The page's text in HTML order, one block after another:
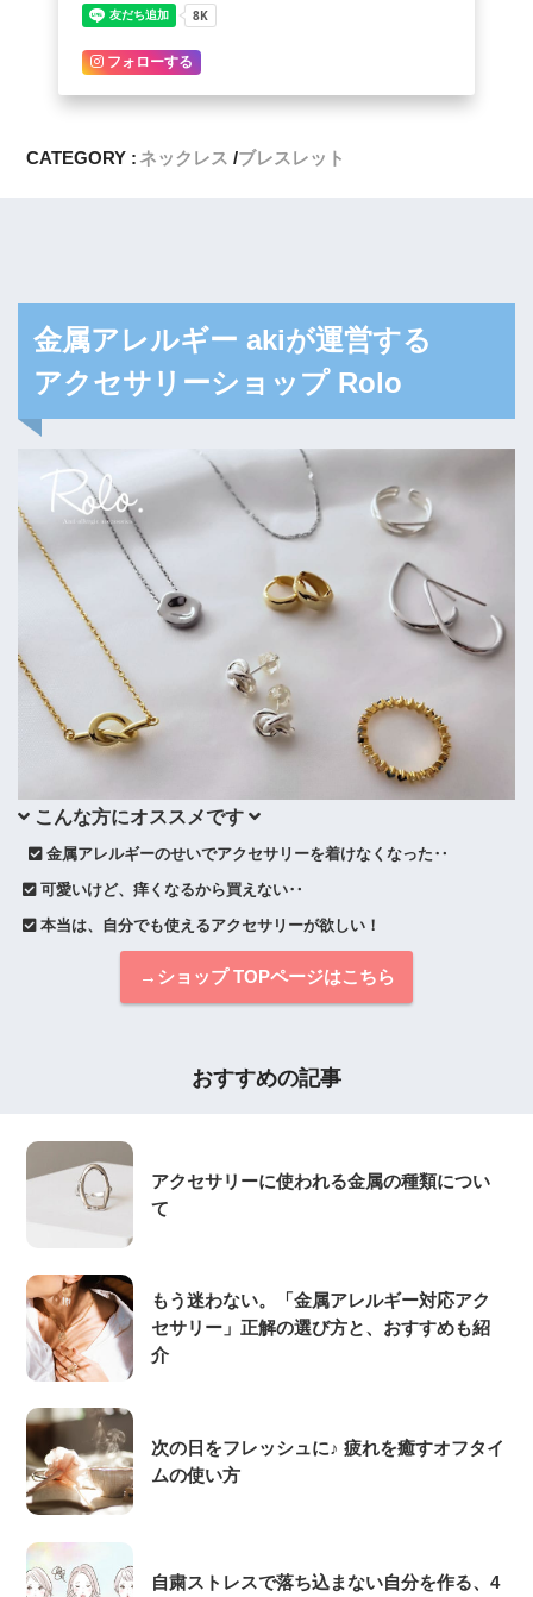
フォローする
CATEGORY : ネックレス ブレスレット
金属アレルギー akiが運営する
アクセサリーショップ Rolo
こんな方にオススメです
金属アレルギーのせいでアクセサリーを着けなくなった‥
可愛いけど、痒くなるから買えない‥
本当は、自分でも使えるアクセサリーが欲しい！
→ショップ TOPページはこちら
おすすめの記事
アクセサリーに使われる金属の種類につい
て
もう迷わない。「金属アレルギー対応アク
セサリー」正解の選び方と、おすすめも紹
介
次の日をフレッシュに♪ 疲れを癒すオフタイ
ムの使い方
自粛ストレスで落ち込まない自分を作る、4